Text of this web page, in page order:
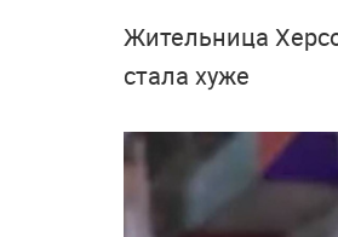
Жительница
стала хуже